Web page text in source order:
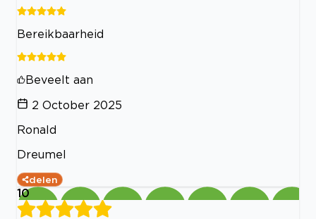
Bereikbaarheid
Beveelt aan
2 October 2025
Ronald
Dreumel
delen
10